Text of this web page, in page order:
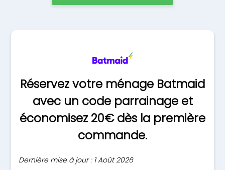
Réservez votre ménage Batmaid
avec un code parrainage et
économisez 20€ dès la première
commande.
Dernière mise à jour : 1 Août 2026